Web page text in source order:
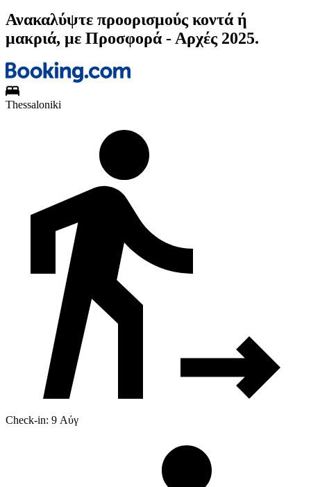
Ανακαλύψτε προορισμούς κοντά ή
μακριά, με Προσφορά - Αρχές 2025.
Thessaloniki
Check-in: 9 Αύγ